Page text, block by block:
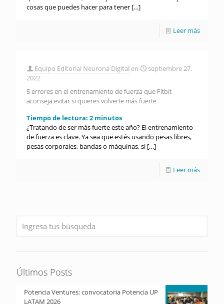
cosas que puedes hacer para tener […]
Leer más
Equipo Editorial Neurona Digital en
septiembre 27,
2022
5 errores en el entrenamiento de fuerza que Fitbit
aconseja evitar si quieres volverte más fuerte
Tiempo de lectura: 2 minutos
¿Tratando de ser más fuerte este año? El entrenamiento
de fuerza es clave. Ya sea que estés usando pesas libres,
pesas corporales, bandas o máquinas, si […]
Leer más
Últimos Posts
Potencia Ventures: convocatoria Potencia UP
LATAM 2026